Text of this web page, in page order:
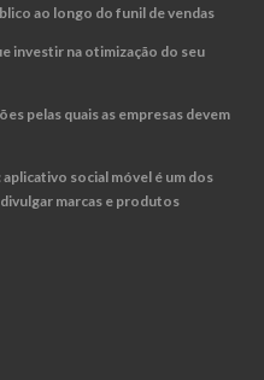
ao longo do funil de vendas
investir na otimização do seu
pelas quais as empresas devem
social móvel é um dos
marcas e produtos